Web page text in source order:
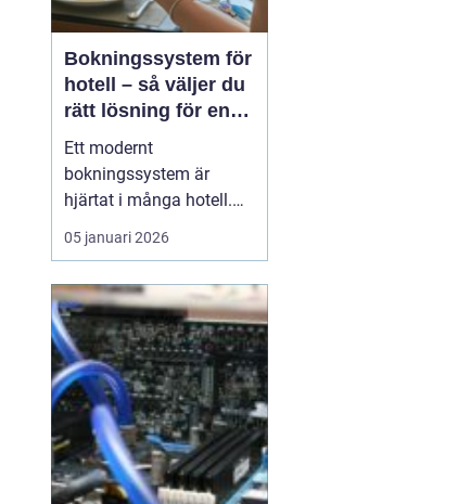
Bokningssystem för
hotell – så väljer du
rätt lösning för en
modern
hotellvardag
Ett modernt
bokningssystem är
hjärtat i många hotell.
När gäster förväntar sig
snabba svar, enkla
in- och utcheckningar
behöver hotellen ett
digitalt stöd som håller
samma te...
05 januari 2026